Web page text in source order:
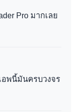
Pro มากเลย
อพนี้มันครบวงจร